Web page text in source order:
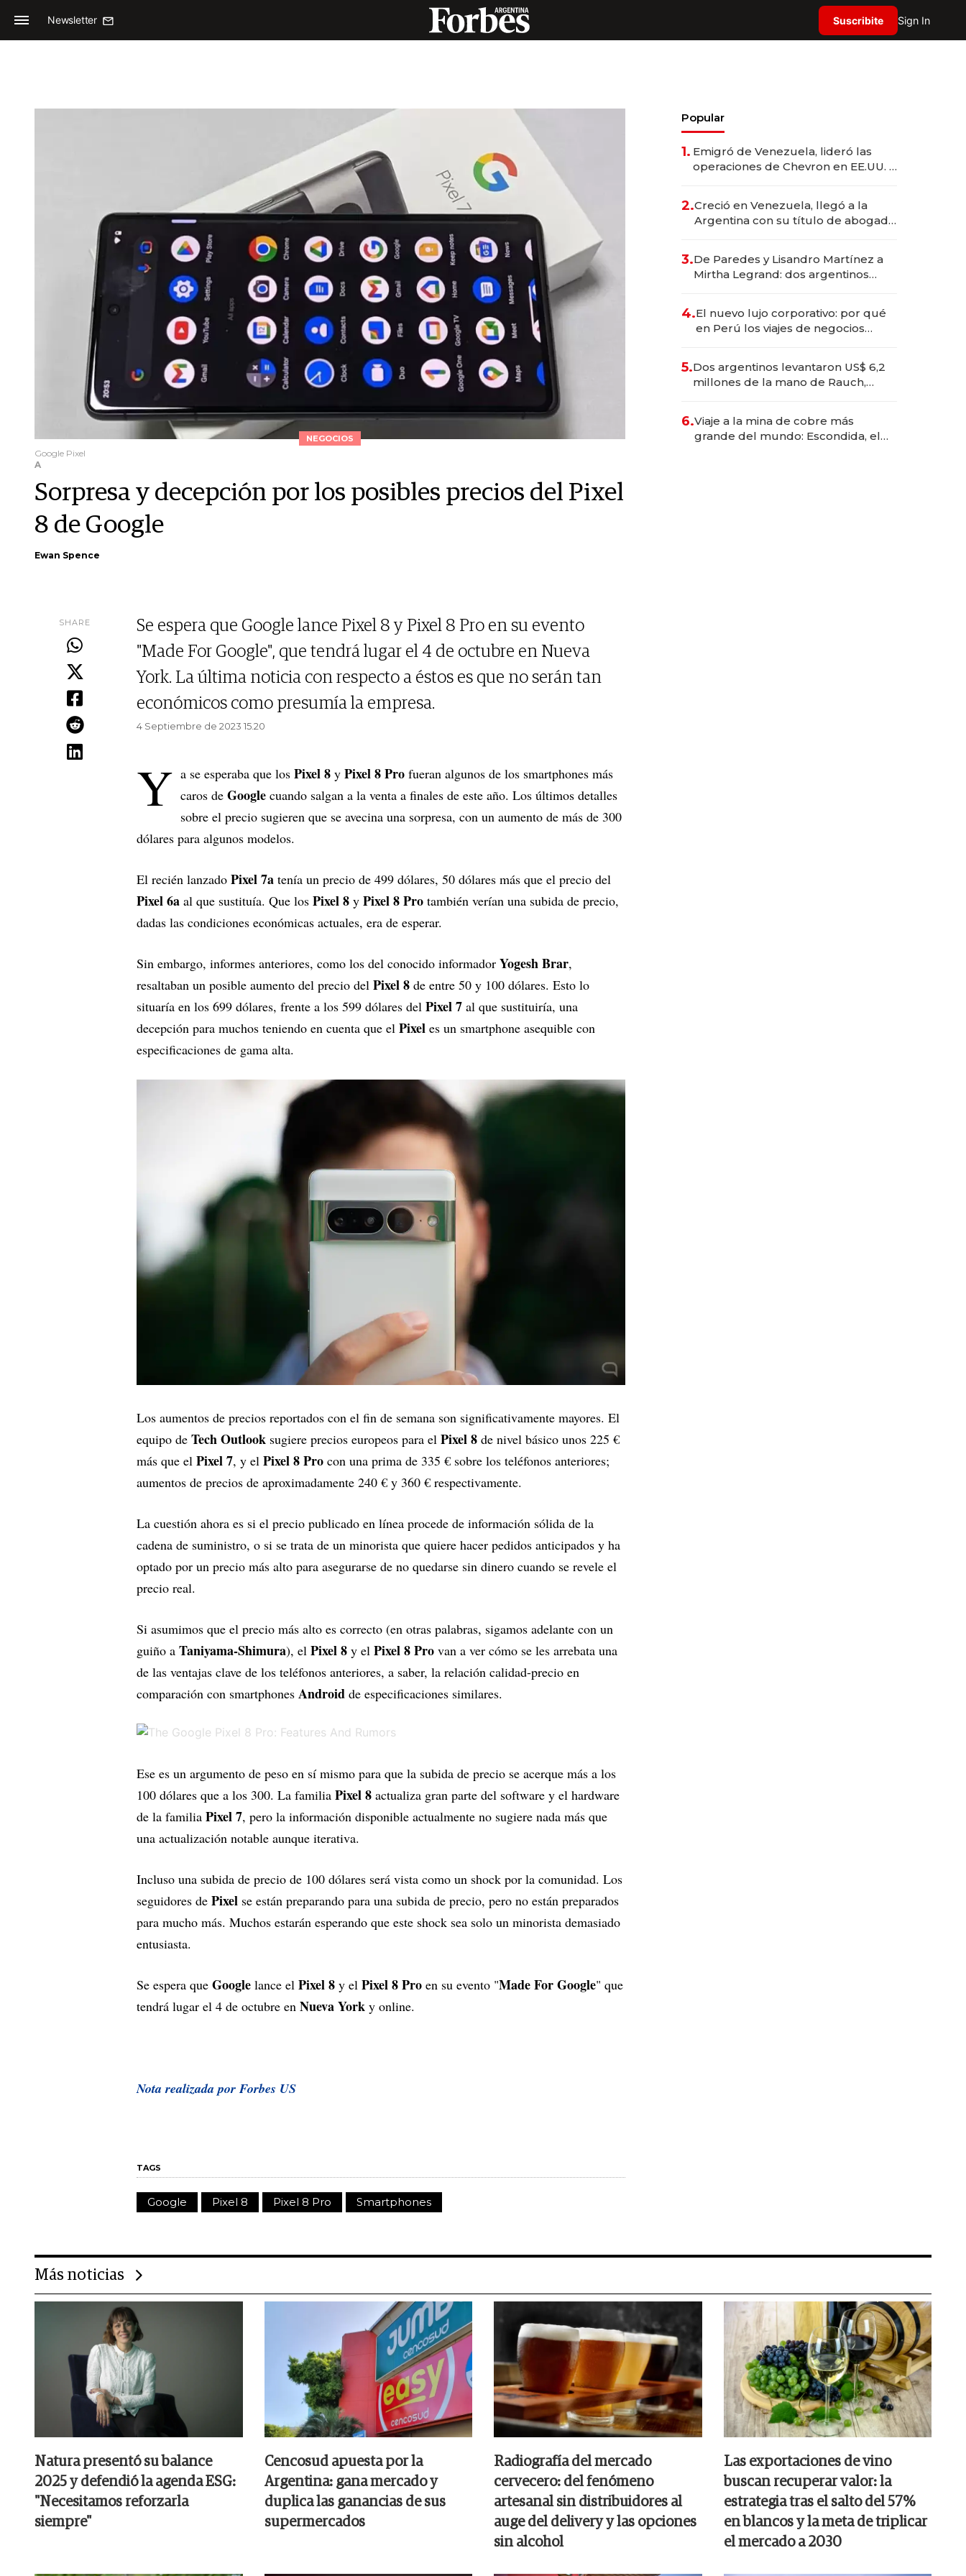
Newsletter Suscribite Sign In
NEGOCIOS
Google Pixel
A
Sorpresa y decepción por los posibles precios del Pixel
8 de Google
Ewan Spence
SHARE
Se espera que Google lance Pixel 8 y Pixel 8 Pro en su evento
"Made For Google", que tendrá lugar el 4 de octubre en Nueva
York. La última noticia con respecto a éstos es que no serán tan
económicos como presumía la empresa.
4 Septiembre de 2023 15.20
Y a se esperaba que los Pixel 8 y Pixel 8 Pro fueran algunos de los smartphones más
caros de Google cuando salgan a la venta a finales de este año. Los últimos detalles
sobre el precio sugieren que se avecina una sorpresa, con un aumento de más de 300
dólares para algunos modelos.
El recién lanzado Pixel 7a tenía un precio de 499 dólares, 50 dólares más que el precio del
Pixel 6a al que sustituía. Que los Pixel 8 y Pixel 8Pro también verían una subida de precio,
dadas las condiciones económicas actuales, era de esperar.
Sin embargo, informes anteriores, como los del conocido informador Yogesh Brar,
resaltaban un posible aumento del precio del Pixel 8 de entre 50 y 100 dólares. Esto lo
situaría en los 699 dólares, frente a los 599 dólares del Pixel 7 al que sustituiría, una
decepción para muchos teniendo en cuenta que el Pixel es un smartphone asequible con
especificaciones de gama alta.
Los aumentos de precios reportados con el fin de semana son significativamente mayores. El
equipo de Tech Outlook sugiere precios europeos para el Pixel 8 de nivel básico unos 225 €
más que el Pixel 7, y el Pixel 8 Pro con una prima de 335 € sobre los teléfonos anteriores;
aumentos de precios de aproximadamente 240 € y 360 € respectivamente.
La cuestión ahora es si el precio publicado en línea procede de información sólida de la
cadena de suministro, o si se trata de un minorista que quiere hacer pedidos anticipados y ha
optado por un precio más alto para asegurarse de no quedarse sin dinero cuando se revele el
precio real.
Si asumimos que el precio más alto es correcto (en otras palabras, sigamos adelante con un
guiño a Taniyama-Shimura), el Pixel 8 y el Pixel 8 Pro van a ver cómo se les arrebata una
de las ventajas clave de los teléfonos anteriores, a saber, la relación calidad-precio en
comparación con smartphones Android de especificaciones similares.
Ese es un argumento de peso en sí mismo para que la subida de precio se acerque más a los
100 dólares que a los 300. La familia Pixel 8 actualiza gran parte del software y el hardware
de la familia Pixel 7, pero la información disponible actualmente no sugiere nada más que
una actualización notable aunque iterativa.
Incluso una subida de precio de 100 dólares será vista como un shock por la comunidad. Los
seguidores de Pixel se están preparando para una subida de precio, pero no están preparados
para mucho más. Muchos estarán esperando que este shock sea solo un minorista demasiado
entusiasta.
Se espera que Google lance el Pixel 8 y el Pixel 8 Pro en su evento "Made For Google" que
tendrá lugar el 4 de octubre en Nueva York y online.
Nota realizada por Forbes US
TAGS
Google Pixel 8 Pixel 8 Pro Smartphones
Popular
1. Emigró de Venezuela, lideró las
operaciones de Chevron en EE.UU. y
2.Creció en Venezuela, llegó a la
Argentina con su título de abogado
marcas "fast premium"
3.De Paredes y Lisandro Martínez a
Mirtha Legrand: dos argentinos
4.El nuevo lujo corporativo: por qué
en Perú los viajes de negocios
transformadoras
5.Dos argentinos levantaron US$ 6,2
millones de la mano de Rauch,
6.Viaje a la mina de cobre más
grande del mundo: Escondida, el
Más noticias
Natura presentó su balance
2025 y defendió la agenda ESG:
"Necesitamos reforzarla
siempre"
Cencosud apuesta por la
Argentina: gana mercado y
duplica las ganancias de sus
supermercados
Radiografía del mercado
cervecero: del fenómeno
artesanal sin distribuidores al
auge del delivery y las opciones
sin alcohol
Las exportaciones de vino
buscan recuperar valor: la
estrategia tras el salto del 57%
en blancos y la meta de triplicar
el mercado a 2030